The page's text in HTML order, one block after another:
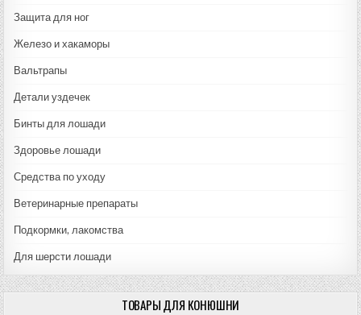
Защита для ног
Железо и хакаморы
Вальтрапы
Детали уздечек
Бинты для лошади
Здоровье лошади
Средства по уходу
Ветеринарные препараты
Подкормки, лакомства
Для шерсти лошади
ТОВАРЫ ДЛЯ КОНЮШНИ